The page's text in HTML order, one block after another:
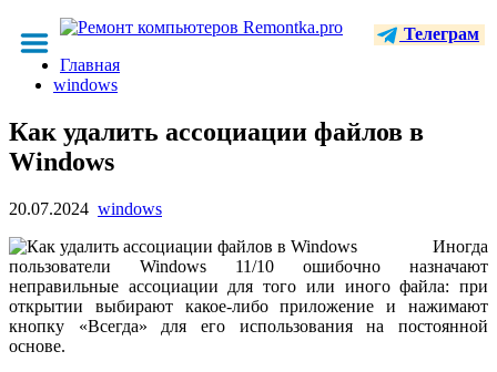
Телеграм
Главная
windows
Как удалить ассоциации файлов в
Windows
20.07.2024 windows
Иногда
пользователи Windows 11/10 ошибочно назначают
неправильные ассоциации для того или иного файла: при
открытии выбирают какое-либо приложение и нажимают
кнопку «Всегда» для его использования на постоянной
основе.